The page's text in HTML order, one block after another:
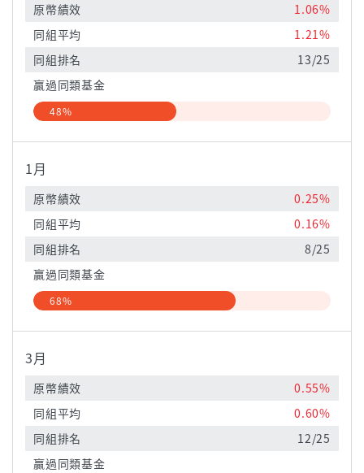
原幣績效
1.06%
同組平均
1.21%
同組排名
13/25
贏過同類基金
48%
1月
原幣績效
0.25%
同組平均
0.16%
同組排名
8/25
贏過同類基金
68%
3月
原幣績效
0.55%
同組平均
0.60%
同組排名
12/25
贏過同類基金